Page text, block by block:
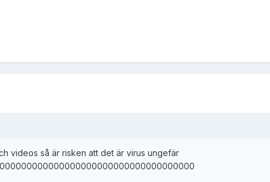
videos så är risken att det är virus ungefär